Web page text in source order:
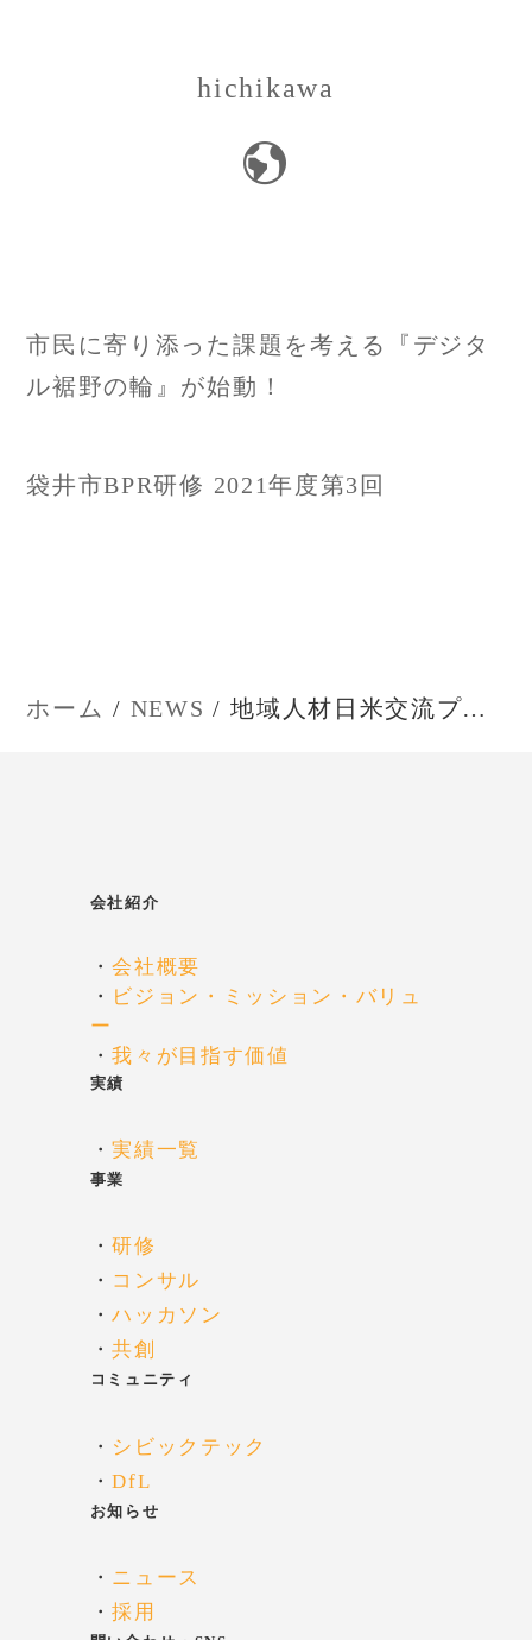
hichikawa
投
稿
ビ
市民に寄り添った課題を考える『デジタ
ル裾野の輪』が始動！
袋井市BPR研修 2021年度第3回
ホーム NEWS 地域人材日米交流プロジェクトに参加
会社紹介
・会社概要
・ ビジョン・ミッション・バリュ
ー
・我々が目指す価値
実績
・実績一覧
事業
・研修
・ コンサル
・ハッカソン
・共創
コミュニティ
・ シビックテック
・DfL
お知らせ
・ ニュース
・採用